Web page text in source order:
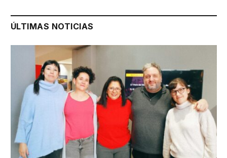
ÚLTIMAS NOTICIAS